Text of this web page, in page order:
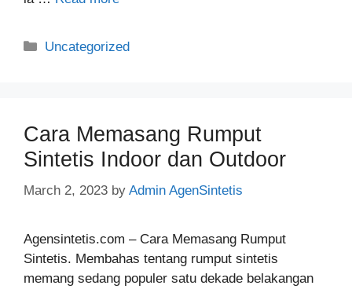
Categories
Uncategorized
Cara Memasang Rumput
Sintetis Indoor dan Outdoor
March 2, 2023 by Admin AgenSintetis
Agensintetis.com – Cara Memasang Rumput
Sintetis. Membahas tentang rumput sintetis
memang sedang populer satu dekade belakangan